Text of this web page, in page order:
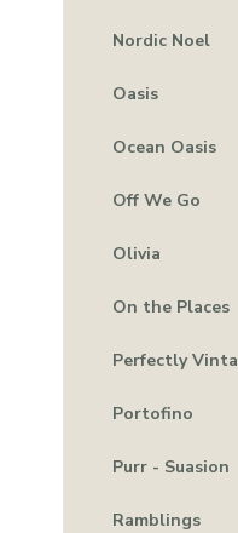
Nordic Noel
Oasis
Ocean Oasis
Off We Go
Olivia
On the Places
Perfectly
Portofino
Purr - Suasion
Ramblings